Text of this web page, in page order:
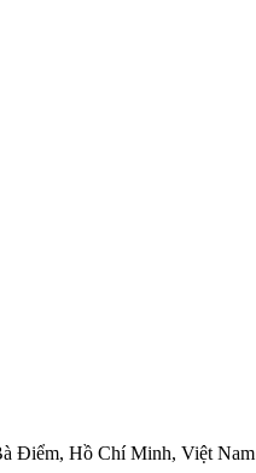
Điểm, Hồ Chí Minh, Việt Nam